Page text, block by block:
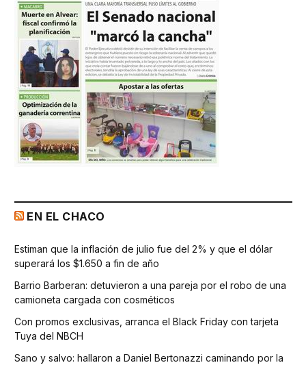
EN EL CHACO
Estiman que la inflación de julio fue del 2% y que el dólar
superará los $1.650 a fin de año
Barrio Barberan: detuvieron a una pareja por el robo de una
camioneta cargada con cosméticos
Con promos exclusivas, arranca el Black Friday con tarjeta
Tuya del NBCH
Sano y salvo: hallaron a Daniel Bertonazzi caminando por la